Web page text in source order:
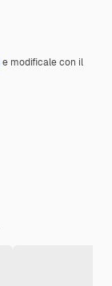
e modificale con il